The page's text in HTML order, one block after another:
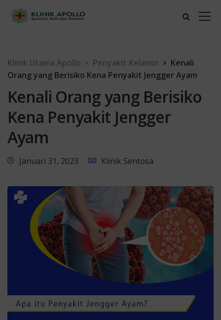
Klinik Utama Apollo Penyakit Kelamin
Kenali
Orang yang Berisiko Kena Penyakit Jengger Ayam
Kenali Orang yang Berisiko
Kena Penyakit Jengger
Ayam
Januari 31, 2023 Klinik Sentosa